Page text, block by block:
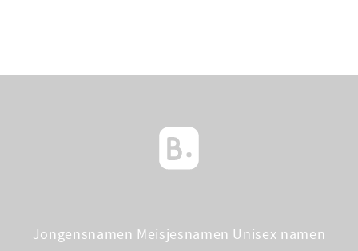
Jongensnamen Meisjesnamen Unisex namen